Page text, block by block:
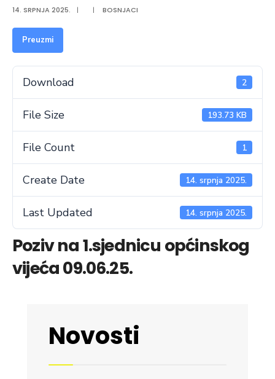
14. SRPNJA 2025. | | BOSNJACI
Preuzmi
Download 2
File Size 193.73 KB
File Count 1
Create Date 14. srpnja 2025.
Last Updated 14. srpnja 2025.
Poziv na 1.sjednicu općinskog
vijeća 09.06.25.
Novosti